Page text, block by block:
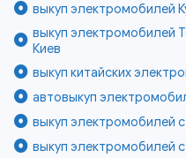
выкуп электромобилей
выкуп электромобилей
Киев
выкуп китайских
автовыкуп
выкуп электромобилей
выкуп электромобилей